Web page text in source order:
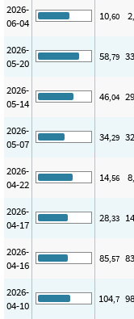
2026-
06-04
10,60 2
2026-
05-20
58,79 33
2026-
05-14
46,04 29
2026-
05-07
34,29 32
2026-
04-22
14,56 8
2026-
04-17
28,33 14
2026-
04-16
85,57 83
2026-
04-10
104,7 98